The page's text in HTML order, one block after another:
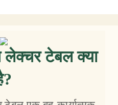
लेक्चर टेबल क्या